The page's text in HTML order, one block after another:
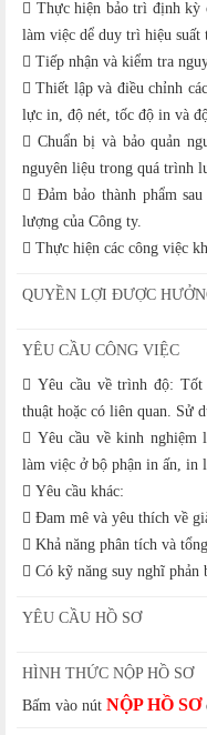
 Thực hiện bảo trì định kỳ
làm việc dể duy trì hiệu suất
 Tiếp nhận và kiểm tra
 Thiết lập và điều chỉnh
lực in, độ nét, tốc độ in và
 Chuẩn bị và bảo quản
nguyên liệu trong quá trình
 Đảm bảo thành phẩm
lượng của Công ty.
 Thực hiện các công việc
QUYỀN LỢI ĐƯỢC
YÊU CẦU CÔNG VIỆC
 Yêu cầu về trình độ: Tốt
thuật hoặc có liên quan. Sử
 Yêu cầu về kinh nghiệm
làm việc ở bộ phận in ấn, in
 Yêu cầu khác:
 Đam mê và yêu thích về
 Khả năng phân tích và
 Có kỹ năng suy nghĩ
YÊU CẦU HỒ SƠ
HÌNH THỨC NỘP HỒ SƠ
Bấm vào nút NỘP HỒ SƠ